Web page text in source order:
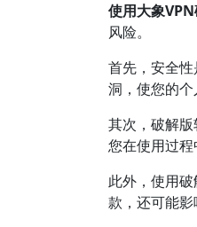
使用大象VPN
风险。
首先，安全
洞，使您的
其次，破解
您在使用过程
此外，使用
款，还可能